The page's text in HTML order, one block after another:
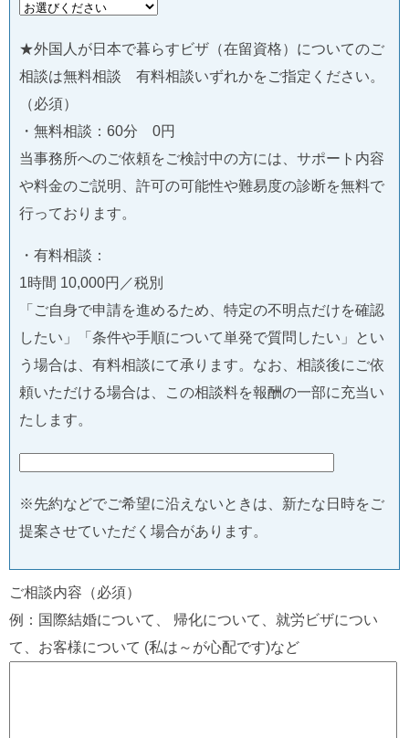
★外国人が日本で暮らすビザ（在留資格）についてのご
相談は無料相談 有料相談いずれかをご指定ください。
（必須）
・無料相談：60分 0円
当事務所へのご依頼をご検討中の方には、サポート内容
や料金のご説明、許可の可能性や難易度の診断を無料で
行っております。
・有料相談：
1時間 10,000円／税別
「ご自身で申請を進めるため、特定の不明点だけを確認
したい」「条件や手順について単発で質問したい」とい
う場合は、有料相談にて承ります。なお、相談後にご依
頼いただける場合は、この相談料を報酬の一部に充当い
たします。
※先約などでご希望に沿えないときは、新たな日時をご
提案させていただく場合があります。
ご相談内容（必須）
例：国際結婚について、 帰化について、就労ビザについ
て、お客様について (私は～が心配です)など